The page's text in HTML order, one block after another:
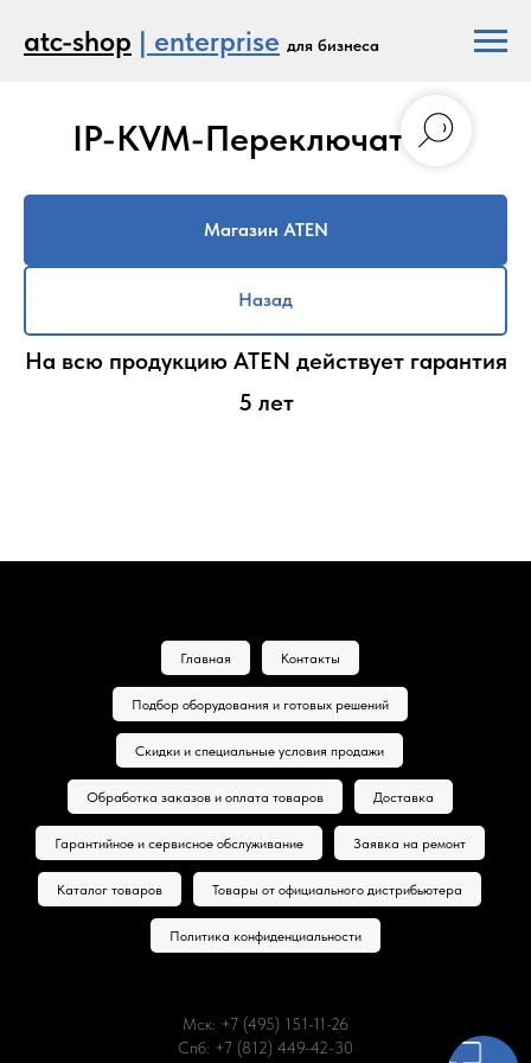
atc-shop | enterprise для бизнеса
IP-KVM-Переключатели
Магазин ATEN
Назад
На всю продукцию ATEN действует гарантия
5 лет
Главная Контакты
Подбор оборудования и готовых решений
Скидки и специальные условия продажи
Обработка заказов и оплата товаров Доставка
Гарантийное и сервисное обслуживание Заявка на ремонт
Каталог товаров Товары от официального дистрибьютера
Политика конфиденциальности
Мск: +7 (495) 151-11-26
Спб: +7 (812) 449-42-30